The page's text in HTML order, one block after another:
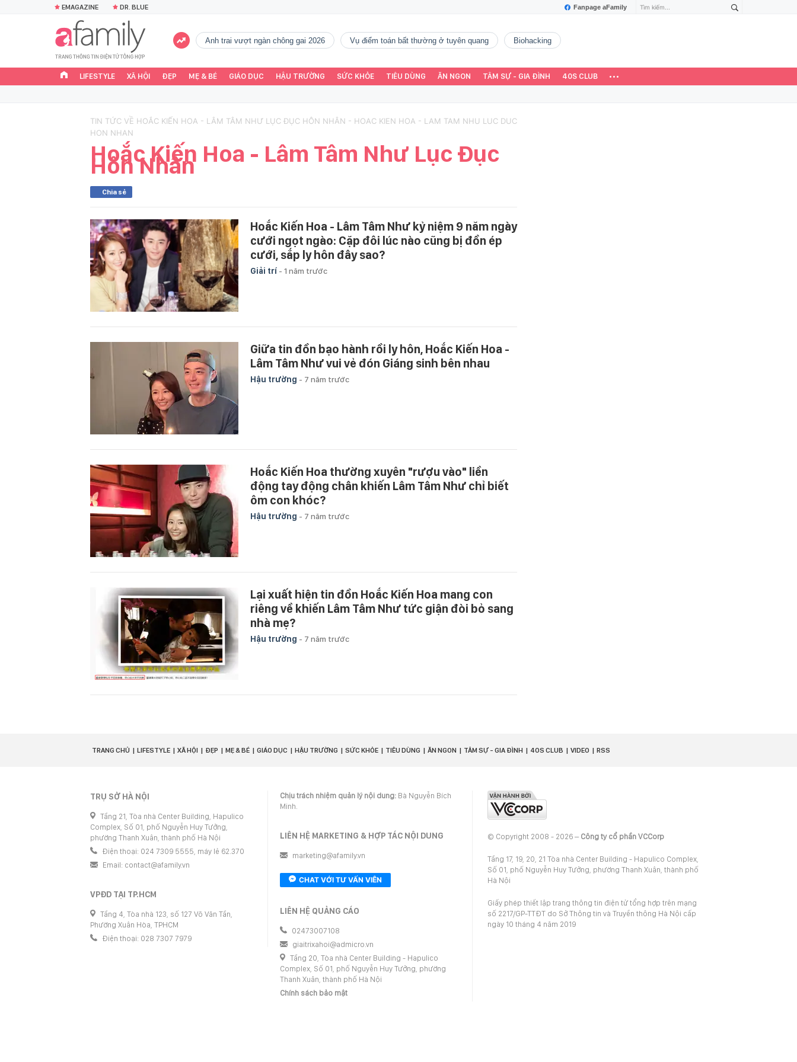
Fanpage aFamily
EMAGAZINE DR. BLUE
Anh trai vượt ngàn chông gai 2026 vụ điểm toán bất thường ở tuyên quang Biohacking
LIFESTYLE XÃ HỘI ĐẸP MẸ & BÉ GIÁO DỤC HẬU TRƯỜNG SỨC KHỎE TIÊU DÙNG ĂN NGON TÂM SỰ - GIA ĐÌNH 40S CLUB
TIN TỨC VỀ HOẮC KIẾN HOA - LÂM TÂM NHƯ LỤC ĐỤC HÔN NHÂN - HOAC KIEN HOA - LAM TAM NHU LUC DUC
HON NHAN
Hoắc Kiến Hoa - Lâm Tâm Như Lục Đục
Hôn Nhân
Chia sẻ
Hoắc Kiến Hoa - Lâm Tâm Như kỷ niệm 9 năm ngày
cưới ngọt ngào: Cặp đôi lúc nào cũng bị đồn ép
cưới, sắp ly hôn đây sao?
Giải trí - 1 năm trước
Giữa tin đồn bạo hành rồi ly hôn, Hoắc Kiến Hoa -
Lâm Tâm Như vui vẻ đón Giáng sinh bên nhau
Hậu trường - 7 năm trước
Hoắc Kiến Hoa thường xuyên "rượu vào" liền
động tay động chân khiến Lâm Tâm Như chỉ biết
ôm con khóc?
Hậu trường - 7 năm trước
Lại xuất hiện tin đồn Hoắc Kiến Hoa mang con
riêng về khiến Lâm Tâm Như tức giận đòi bỏ sang
nhà mẹ?
Hậu trường - 7 năm trước
TRANG CHỦ LIFESTYLE XÃ HỘI ĐẸP MẸ & BÉ GIÁO DỤC HẬU TRƯỜNG SỨC KHỎE TIÊU DÙNG ĂN NGON TÂM SỰ - GIA ĐÌNH 40S CLUB VIDEO RSS
TRỤ SỞ HÀ NỘI
Tầng 21, Tòa nhà Center Building, Hapulico
Complex, Số 01, phố Nguyễn Huy Tưởng,
phường Thanh Xuân, thành phố Hà Nội
Điện thoại: 024 7309 5555, máy lẻ 62.370
Email: contact@afamily.vn
VPĐD TẠI TP.HCM
Tầng 4, Tòa nhà 123, số 127 Võ Văn Tần,
Phường Xuân Hòa, TPHCM
Điện thoại: 028 7307 7979
Chịu trách nhiệm quản lý nội dung: Bà Nguyễn Bích
Minh.
LIÊN HỆ MARKETING & HỢP TÁC NỘI DUNG
marketing@afamily.vn
CHAT VỚI TƯ VẤN VIÊN
LIÊN HỆ QUẢNG CÁO
02473007108
giaitrixahoi@admicro.vn
Tầng 20, Tòa nhà Center Building - Hapulico
Complex, Số 01, phố Nguyễn Huy Tưởng, phường
Thanh Xuân, thành phố Hà Nội
Chính sách bảo mật
© Copyright 2008 - 2026 – Công ty cổ phần VCCorp
Tầng 17, 19, 20, 21 Tòa nhà Center Building - Hapulico Complex,
Số 01, phố Nguyễn Huy Tưởng, phường Thanh Xuân, thành phố
Hà Nội
Giấy phép thiết lập trang thông tin điện tử tổng hợp trên mạng
số 2217/GP-TTĐT do Sở Thông tin và Truyền thông Hà Nội cấp
ngày 10 tháng 4 năm 2019